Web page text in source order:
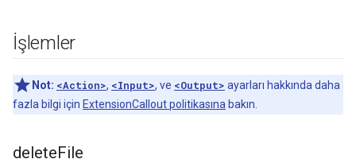
İşlemler
Not: <Action>, <Input>, ve <Output> ayarları hakkında daha
fazla bilgi için ExtensionCallout politikasına bakın.
deleteFile